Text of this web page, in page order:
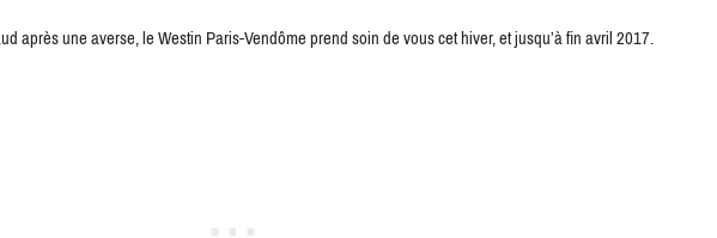
après une averse, le Westin Paris-Vendôme prend soin de vous cet hiver, et jusqu’à fin avril 2017.